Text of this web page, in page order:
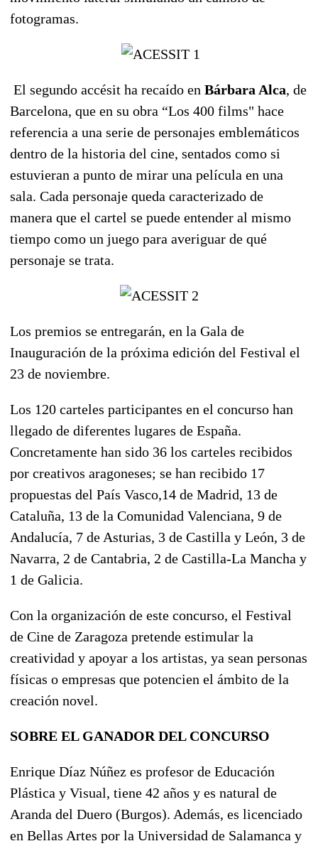
fotogramas.
El segundo accésit ha recaído en Bárbara Alca, de
Barcelona, que en su obra “Los 400 films" hace
referencia a una serie de personajes emblemáticos
dentro de la historia del cine, sentados como si
estuvieran a punto de mirar una película en una
sala. Cada personaje queda caracterizado de
manera que el cartel se puede entender al mismo
tiempo como un juego para averiguar de qué
personaje se trata.
Los premios se entregarán, en la Gala de
Inauguración de la próxima edición del Festival el
23 de noviembre.
Los 120 carteles participantes en el concurso han
llegado de diferentes lugares de España.
Concretamente han sido 36 los carteles recibidos
por creativos aragoneses; se han recibido 17
propuestas del País Vasco,14 de Madrid, 13 de
Cataluña, 13 de la Comunidad Valenciana, 9 de
Andalucía, 7 de Asturias, 3 de Castilla y León, 3 de
Navarra, 2 de Cantabria, 2 de Castilla-La Mancha y
1 de Galicia.
Con la organización de este concurso, el Festival
de Cine de Zaragoza pretende estimular la
creatividad y apoyar a los artistas, ya sean personas
físicas o empresas que potencien el ámbito de la
creación novel.
SOBRE EL GANADOR DEL CONCURSO
Enrique Díaz Núñez es profesor de Educación
Plástica y Visual, tiene 42 años y es natural de
Aranda del Duero (Burgos). Además, es licenciado
en Bellas Artes por la Universidad de Salamanca y